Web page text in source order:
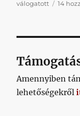
válogatott
14
Amennyiben
lehetőségekről